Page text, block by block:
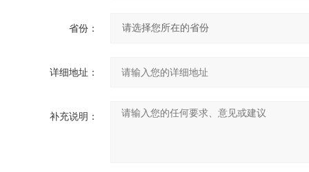
省份：
详细地址：
补充说明：